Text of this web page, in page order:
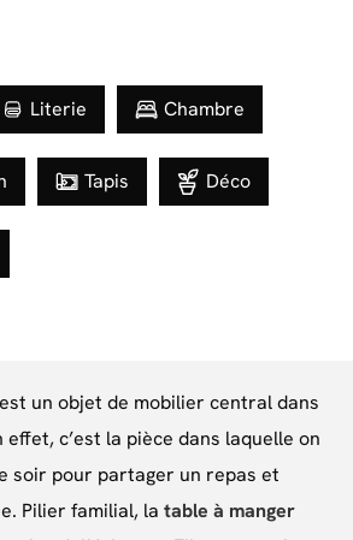
Literie Chambre
Tapis Déco
un objet de mobilier central dans
effet, c’est la pièce dans laquelle on
soir pour partager un repas et
Pilier familial, la table à manger